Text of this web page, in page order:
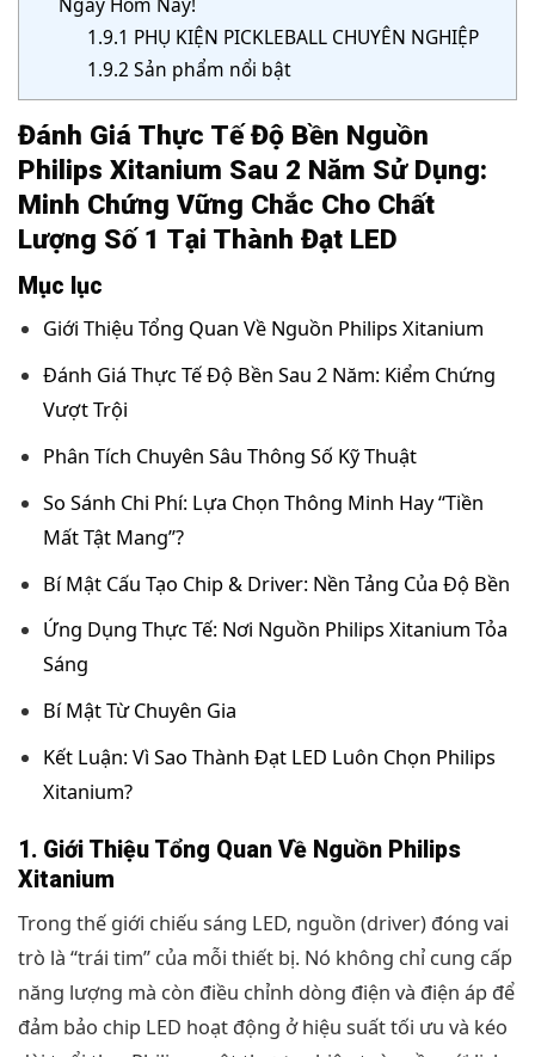
1.9.1 PHỤ KIỆN PICKLEBALL CHUYÊN NGHIỆP
1.9.2 Sản phẩm nổi bật
Đánh Giá Thực Tế Độ Bền Nguồn
Philips Xitanium Sau 2 Năm Sử Dụng:
Minh Chứng Vững Chắc Cho Chất
Lượng Số 1 Tại Thành Đạt LED
Mục lục
Giới Thiệu Tổng Quan Về Nguồn Philips Xitanium
Đánh Giá Thực Tế Độ Bền Sau 2 Năm: Kiểm Chứng
Vượt Trội
Phân Tích Chuyên Sâu Thông Số Kỹ Thuật
So Sánh Chi Phí: Lựa Chọn Thông Minh Hay “Tiền
Mất Tật Mang”?
Bí Mật Cấu Tạo Chip & Driver: Nền Tảng Của Độ Bền
Ứng Dụng Thực Tế: Nơi Nguồn Philips Xitanium Tỏa
Sáng
Bí Mật Từ Chuyên Gia
Kết Luận: Vì Sao Thành Đạt LED Luôn Chọn Philips
Xitanium?
1. Giới Thiệu Tổng Quan Về Nguồn Philips
Xitanium
Trong thế giới chiếu sáng LED, nguồn (driver) đóng vai
trò là “trái tim” của mỗi thiết bị. Nó không chỉ cung cấp
năng lượng mà còn điều chỉnh dòng điện và điện áp để
đảm bảo chip LED hoạt động ở hiệu suất tối ưu và kéo